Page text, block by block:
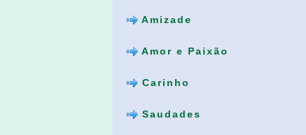
Amizade
Amor e Paixão
Carinho
Saudades